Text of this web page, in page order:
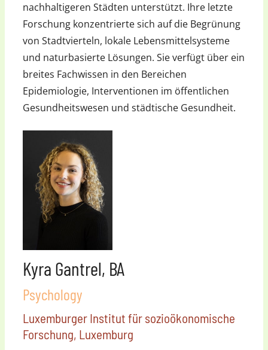
nachhaltigeren Städten unterstützt. Ihre letzte
Forschung konzentrierte sich auf die Begrünung
von Stadtvierteln, lokale Lebensmittelsysteme
und naturbasierte Lösungen. Sie verfügt über ein
breites Fachwissen in den Bereichen
Epidemiologie, Interventionen im öffentlichen
Gesundheitswesen und städtische Gesundheit.
Kyra Gantrel, BA
Psychology
Luxemburger Institut für sozioökonomische
Forschung, Luxemburg